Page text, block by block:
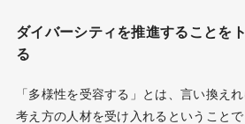
ダイバーシティを推進することを
る
「多様性を受容する」とは、言い換え
考え方の人材を受け入れるということ